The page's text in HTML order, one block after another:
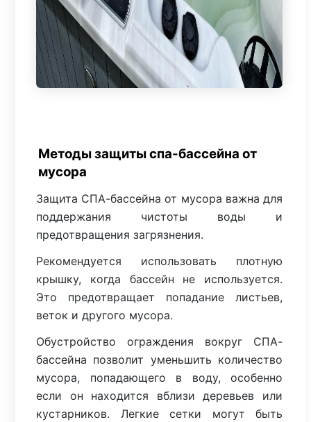
Методы защиты спа-бассейна от
мусора
Защита СПА-бассейна от мусора важна для
поддержания чистоты воды и
предотвращения загрязнения.
Рекомендуется использовать плотную
крышку, когда бассейн не используется.
Это предотвращает попадание листьев,
веток и другого мусора.
Обустройство ограждения вокруг СПА-
бассейна позволит уменьшить количество
мусора, попадающего в воду, особенно
если он находится вблизи деревьев или
кустарников. Легкие сетки могут быть